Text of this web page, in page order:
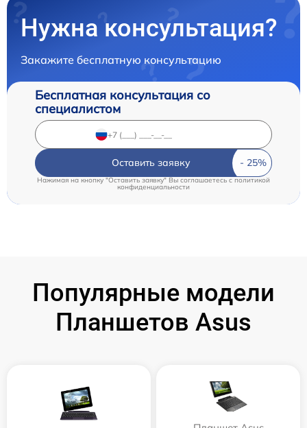
Нужна консультация?
Закажите бесплатную консультацию
Бесплатная консультация со
специалистом
Оставить заявку
Нажимая на кнопку "Оставить заявку" Вы соглашаетесь c политикой
конфиденциальности
Популярные модели
Планшетов Asus